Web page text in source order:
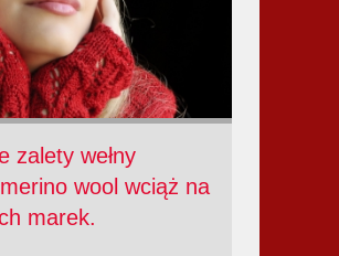
zalety wełny
wool wciąż na
marek.